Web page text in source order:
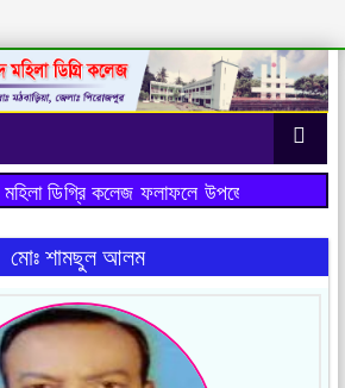
ডিগ্রি কলেজ ফলাফলে উপজেলায় ১ম স্থান
মোঃ শামছুল আলম